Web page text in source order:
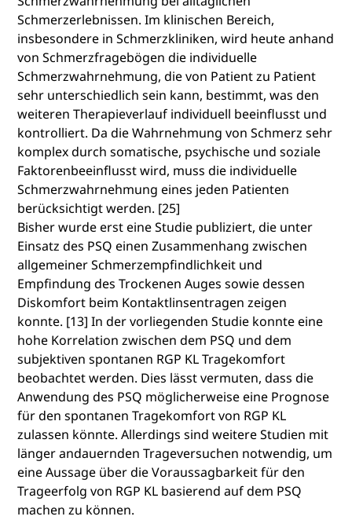
Schmerzerlebnissen. Im klinischen Bereich,
insbesondere in Schmerzkliniken, wird heute anhand
von Schmerzfragebögen die individuelle
Schmerzwahrnehmung, die von Patient zu Patient
sehr unterschiedlich sein kann, bestimmt, was den
weiteren Therapieverlauf individuell beeinflusst und
kontrolliert. Da die Wahrnehmung von Schmerz sehr
komplex durch somatische, psychische und soziale
Faktorenbeeinflusst wird, muss die individuelle
Schmerzwahrnehmung eines jeden Patienten
berücksichtigt werden. [25]
Bisher wurde erst eine Studie publiziert, die unter
Einsatz des PSQ einen Zusammenhang zwischen
allgemeiner Schmerzempfindlichkeit und
Empfindung des Trockenen Auges sowie dessen
Diskomfort beim Kontaktlinsentragen zeigen
konnte. [13] In der vorliegenden Studie konnte eine
hohe Korrelation zwischen dem PSQ und dem
subjektiven spontanen RGP KL Tragekomfort
beobachtet werden. Dies lässt vermuten, dass die
Anwendung des PSQ möglicherweise eine Prognose
für den spontanen Tragekomfort von RGP KL
zulassen könnte. Allerdings sind weitere Studien mit
länger andauernden Trageversuchen notwendig, um
eine Aussage über die Voraussagbarkeit für den
Trageerfolg von RGP KL basierend auf dem PSQ
machen zu können.